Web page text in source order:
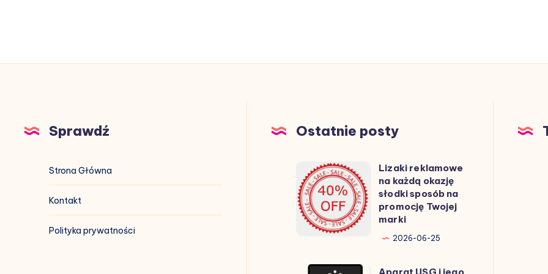
Sprawdź
Strona Główna
Kontakt
Polityka prywatności
Ostatnie posty
Lizaki
reklamowe
na
każdą
okazję
Lizaki reklamowe
na każdą okazję
słodki sposób na
promocję Twojej
marki
2026-06-25
Aparat USG i jego